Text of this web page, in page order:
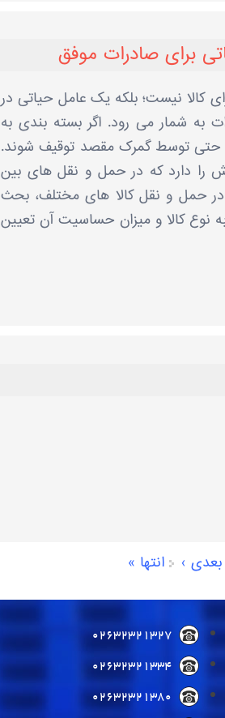
برای صادرات موفق
کالا نیست؛ بلکه یک عامل حیاتی در
به شمار می‌ رود. اگر بسته ‌بندی به
حتی توسط گمرک مقصد توقیف شوند.
را دارد که در حمل و نقل‌ های بین‌
حمل و نقل کالا های مختلف، بحث
نوع کالا و میزان حساسیت آن تعیین
بعدی › انتها »
02632321327
02632321334
02632321380